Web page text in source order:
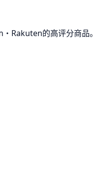
Rakuten的高评分商品。